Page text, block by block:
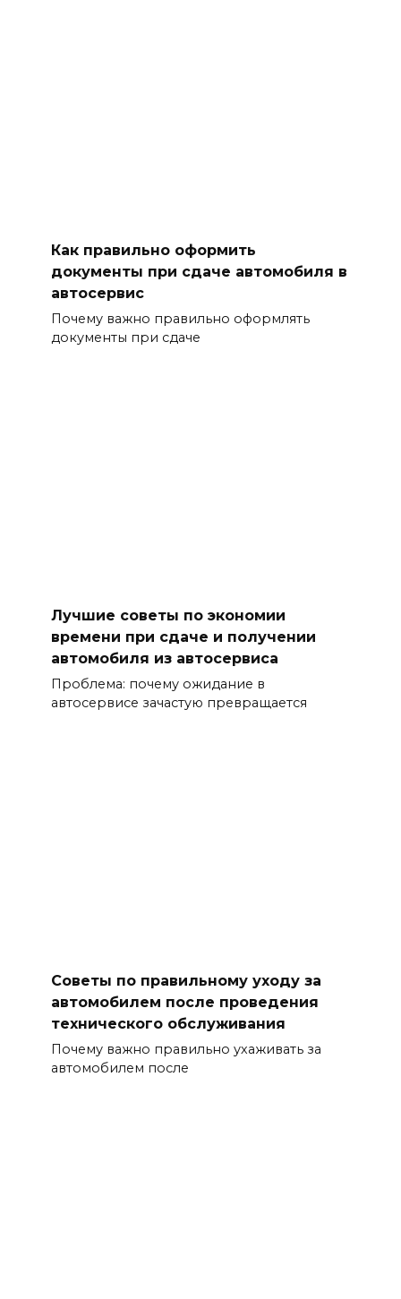
Как правильно оформить
документы при сдаче автомобиля в
автосервис
Почему важно правильно оформлять
документы при сдаче
Лучшие советы по экономии
времени при сдаче и получении
автомобиля из автосервиса
Проблема: почему ожидание в
автосервисе зачастую превращается
Советы по правильному уходу за
автомобилем после проведения
технического обслуживания
Почему важно правильно ухаживать за
автомобилем после